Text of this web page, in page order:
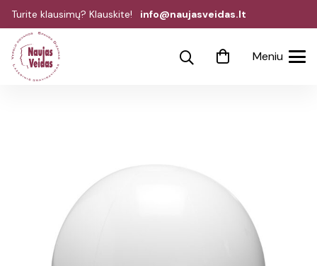
Turite klausimų? Klauskite! info@naujasveidas.lt
Meniu